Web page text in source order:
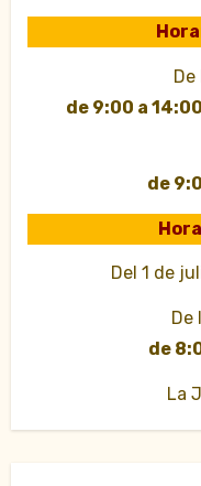
de 9:00 a
de
Del 1 de
De
de
La